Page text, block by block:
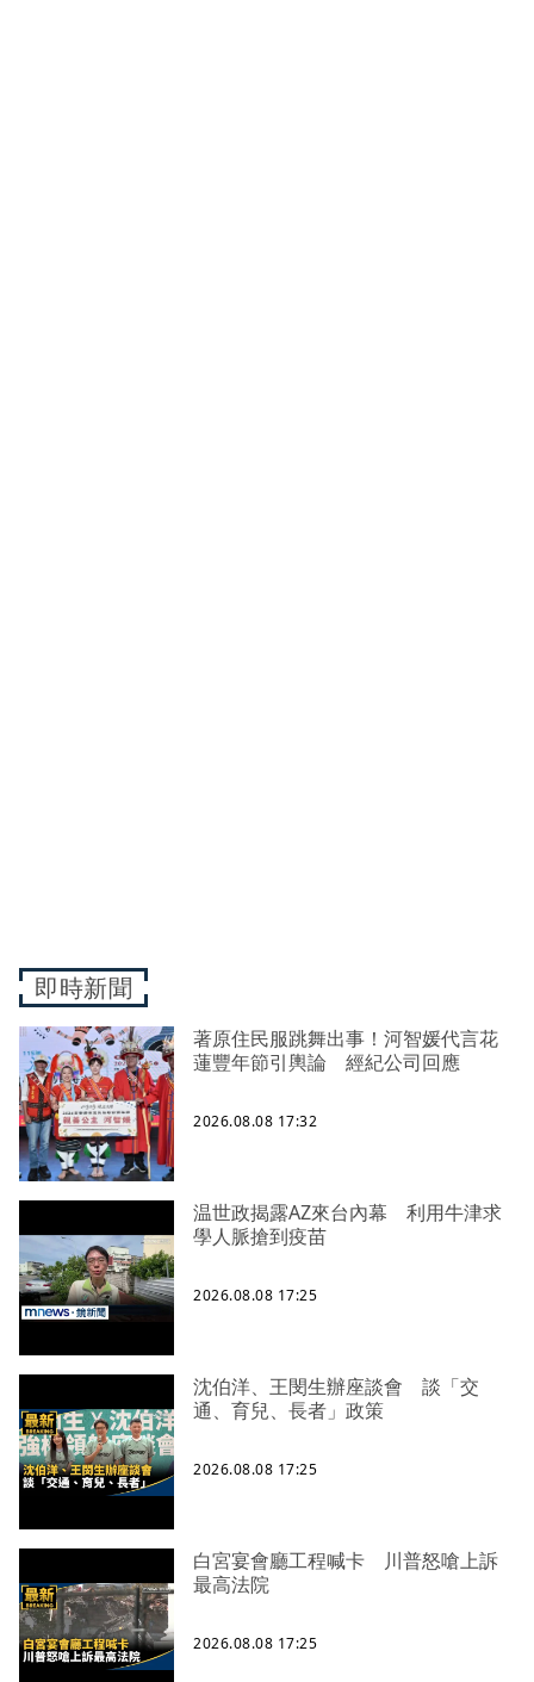
即時新聞
著原住民服跳舞出事！河智媛代言花
蓮豐年節引輿論 經紀公司回應
2026.08.08 17:32
温世政揭露AZ來台內幕 利用牛津求
學人脈搶到疫苗
2026.08.08 17:25
沈伯洋、王閔生辦座談會 談「交
通、育兒、長者」政策
2026.08.08 17:25
白宮宴會廳工程喊卡 川普怒嗆上訴
最高法院
2026.08.08 17:25